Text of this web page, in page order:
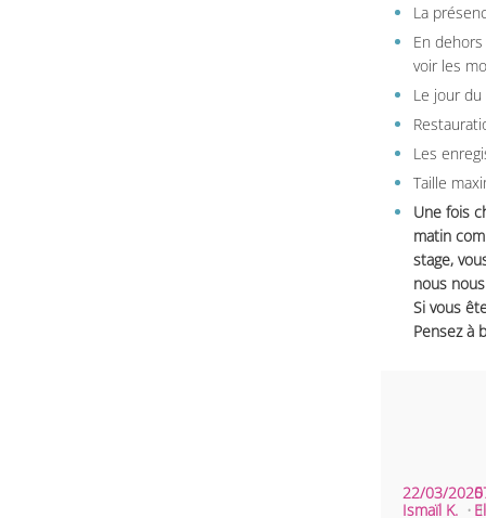
La
En
voir les
Le jour
Les
Taille
Une fois
matin
stage,
nous
Si vous
Pensez à
22/03/
Ismaïl K. •